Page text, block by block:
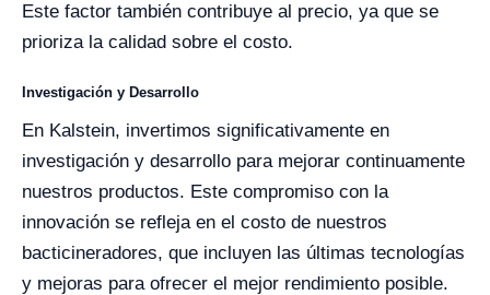
Este factor también contribuye al precio, ya que se
prioriza la calidad sobre el costo.
Investigación y Desarrollo
En Kalstein, invertimos significativamente en
investigación y desarrollo para mejorar continuamente
nuestros productos. Este compromiso con la
innovación se refleja en el costo de nuestros
bacticineradores, que incluyen las últimas tecnologías
y mejoras para ofrecer el mejor rendimiento posible.